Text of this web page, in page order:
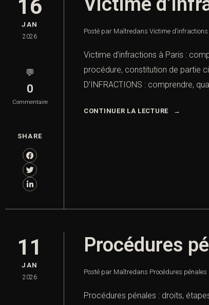
16
JAN
2026
💬
0
Commentaire
SHARE
Posté par Maîtredans Victime d’infractions
Victime d’infractions à Paris :
procédure, constitution de partie
D’INFRACTIONS : comprendre,
CONTINUER LA LECTURE
11
JAN
2026
Procédures
Posté par Maîtredans Procédures pénales
Procédures pénales : droits,